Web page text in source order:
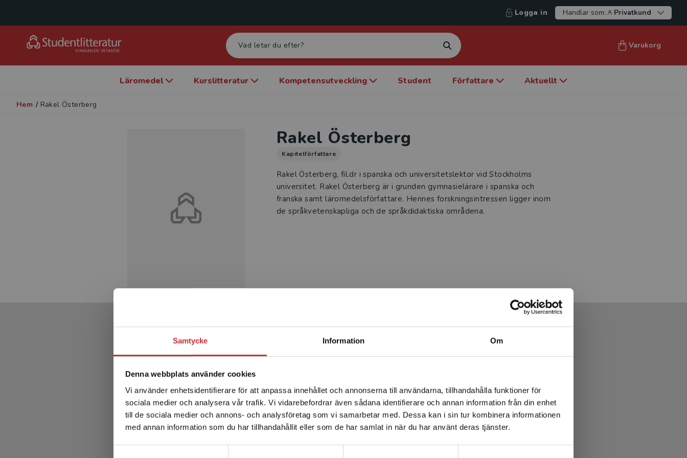
Samtycke Information Om
Denna webbplats använder cookies
Vi använder enhetsidentifierare för att anpassa innehållet och annonserna till användarna, tillhandahålla funktioner för
sociala medier och analysera vår trafik. Vi vidarebefordrar även sådana identifierare och annan information från din enhet
till de sociala medier och annons- och analysföretag som vi samarbetar med. Dessa kan i sin tur kombinera informationen
med annan information som du har tillhandahållit eller som de har samlat in när du har använt deras tjänster.
Begränsad fraktregion
Det verkar som att du besöker studentlitteratur.se via en
enhet utanför Sverige. Vi erbjuder inte leveranser utanför
Sverige. För att kunna slutföra ett köp måste
leveransadressen vara i Sverige.Läs mer
Logga in Handlar som: Privatkund
Varukorg
Läromedel Kurslitteratur Kompetensutveckling Student Författare Aktuellt
Hem / Rakel Österberg
Rakel Österberg
Kapitelförfattare
Rakel Österberg, fil.dr i spanska och universitetslektor vid Stockholms
universitet. Rakel Österberg är i grunden gymnasielärare i spanska och
franska samt läromedelsförfattare. Hennes forskningsintressen ligger inom
de språk­vetenskapliga och de språkdidaktiska områdena.
Produkter